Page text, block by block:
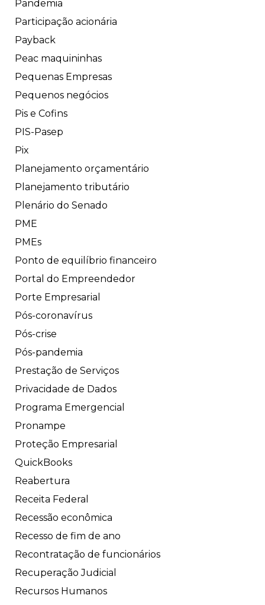
Pandemia
Participação acionária
Payback
Peac maquininhas
Pequenas Empresas
Pequenos negócios
Pis e Cofins
PIS-Pasep
Pix
Planejamento orçamentário
Planejamento tributário
Plenário do Senado
PME
PMEs
Ponto de equilíbrio financeiro
Portal do Empreendedor
Porte Empresarial
Pós-coronavírus
Pós-crise
Pós-pandemia
Prestação de Serviços
Privacidade de Dados
Programa Emergencial
Pronampe
Proteção Empresarial
QuickBooks
Reabertura
Receita Federal
Recessão econômica
Recesso de fim de ano
Recontratação de funcionários
Recuperação Judicial
Recursos Humanos